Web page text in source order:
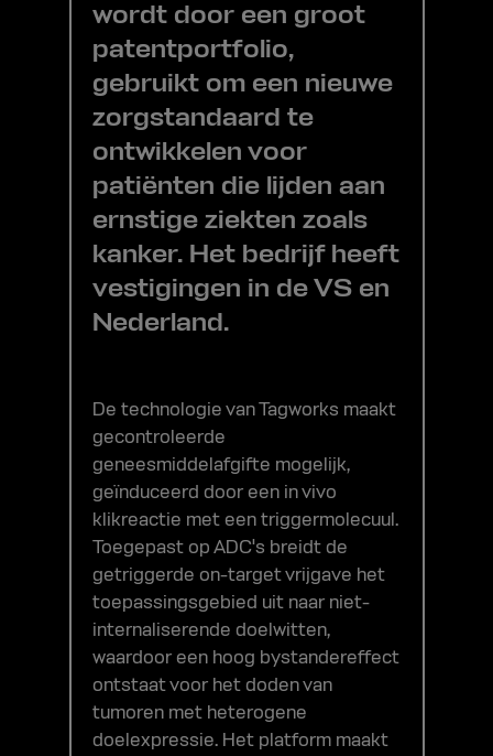
wordt door een groot
patentportfolio,
gebruikt om een nieuwe
zorgstandaard te
ontwikkelen voor
patiënten die lijden aan
ernstige ziekten zoals
kanker. Het bedrijf heeft
vestigingen in de VS en
Nederland.
De technologie van Tagworks maakt
gecontroleerde
geneesmiddelafgifte mogelijk,
geïnduceerd door een in vivo
klikreactie met een triggermolecuul.
Toegepast op ADC's breidt de
getriggerde on-target vrijgave het
toepassingsgebied uit naar niet-
internaliserende doelwitten,
waardoor een hoog bystandereffect
ontstaat voor het doden van
tumoren met heterogene
doelexpressie. Het platform maakt